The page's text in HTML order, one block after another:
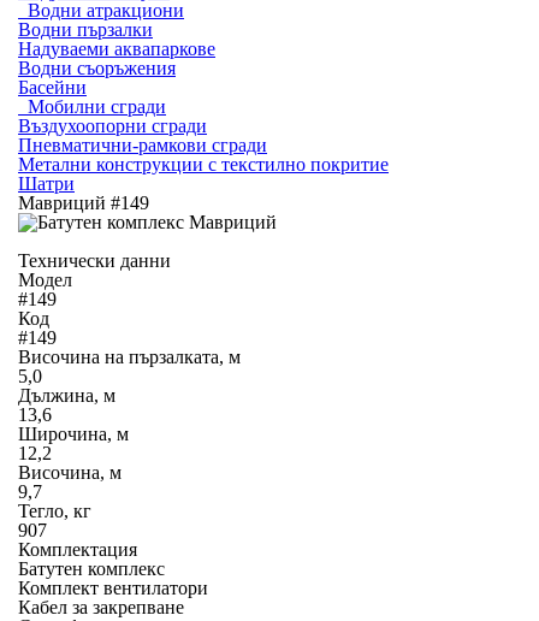
Водни атракциони
Водни пързалки
Надуваеми аквапаркове
Водни съоръжения
Басейни
Мобилни сгради
Въздухоопорни сгради
Пневматични-рамкови сгради
Метални конструкции с текстилно покритие
Шатри
Мавриций #149
Технически данни
Модел
#149
Код
#149
Височина на пързалката, м
5,0
Дължина, м
13,6
Широчина, м
12,2
Височина, м
9,7
Тегло, кг
907
Комплектация
Батутен комплекс
Комплект вентилатори
Кабел за закрепване